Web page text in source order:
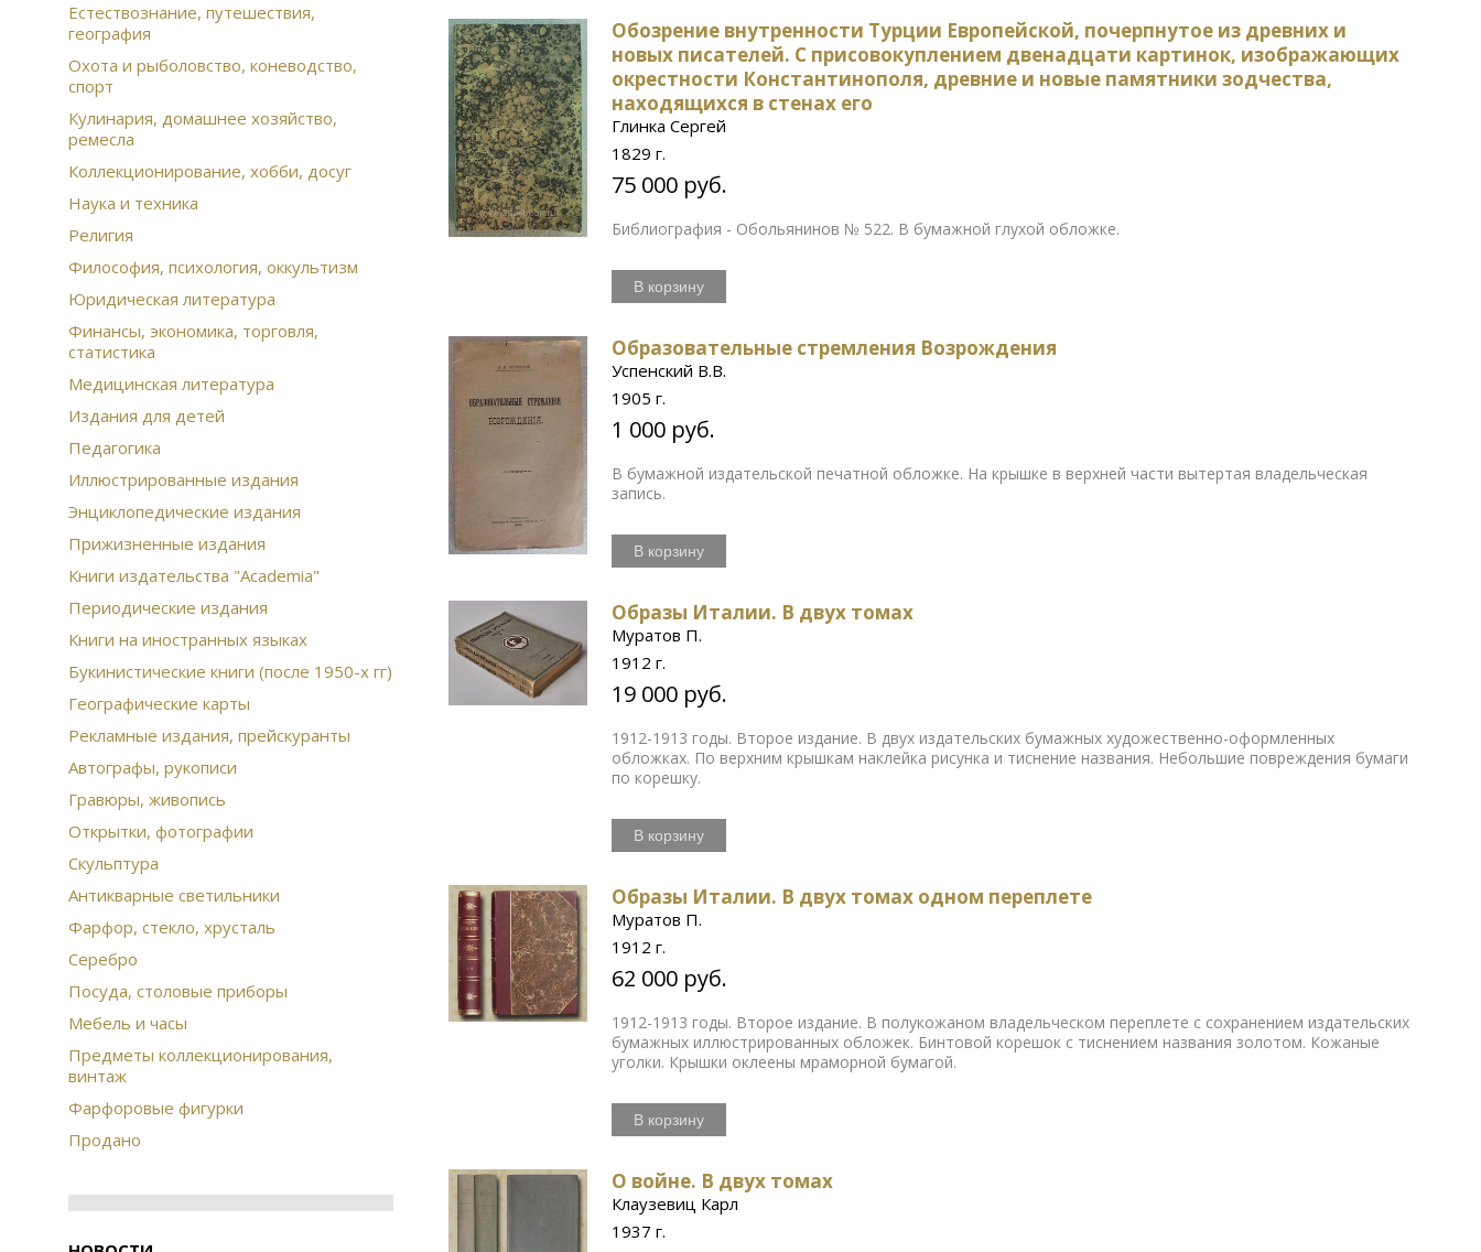
Естествознание, путешествия,
география
Охота и рыболовство, коневодство,
спорт
Кулинария, домашнее хозяйство,
ремесла
Коллекционирование, хобби, досуг
Наука и техника
Религия
Философия, психология, оккультизм
Юридическая литература
Финансы, экономика, торговля,
статистика
Медицинская литература
Издания для детей
Педагогика
Иллюстрированные издания
Энциклопедические издания
Прижизненные издания
Книги издательства "Academia"
Периодические издания
Книги на иностранных языках
Букинистические книги (после 1950-х гг)
Географические карты
Рекламные издания, прейскуранты
Автографы, рукописи
Гравюры, живопись
Открытки, фотографии
Скульптура
Антикварные светильники
Фарфор, стекло, хрусталь
Серебро
Посуда, столовые приборы
Мебель и часы
Предметы коллекционирования,
винтаж
Фарфоровые фигурки
Продано
Обозрение внутренности Турции Европейской, почерпнутое из древних и
новых писателей. С присовокуплением двенадцати картинок, изображающих
окрестности Константинополя, древние и новые памятники зодчества,
находящихся в стенах его
Глинка Сергей
1829 г.
75 000 руб.
Библиография - Обольянинов № 522. В бумажной глухой обложке.
В корзину
Образовательные стремления Возрождения
Успенский В.В.
1905 г.
1 000 руб.
В бумажной издательской печатной обложке. На крышке в верхней части вытертая владельческая
запись.
В корзину
Образы Италии. В двух томах
Муратов П.
1912 г.
19 000 руб.
1912-1913 годы. Второе издание. В двух издательских бумажных художественно-оформленных
обложках. По верхним крышкам наклейка рисунка и тиснение названия. Небольшие повреждения бумаги
по корешку.
В корзину
Образы Италии. В двух томах одном переплете
Муратов П.
1912 г.
62 000 руб.
1912-1913 годы. Второе издание. В полукожаном владельческом переплете с сохранением издательских
бумажных иллюстрированных обложек. Бинтовой корешок с тиснением названия золотом. Кожаные
уголки. Крышки оклеены мраморной бумагой.
В корзину
О войне. В двух томах
Клаузевиц Карл
1937 г.